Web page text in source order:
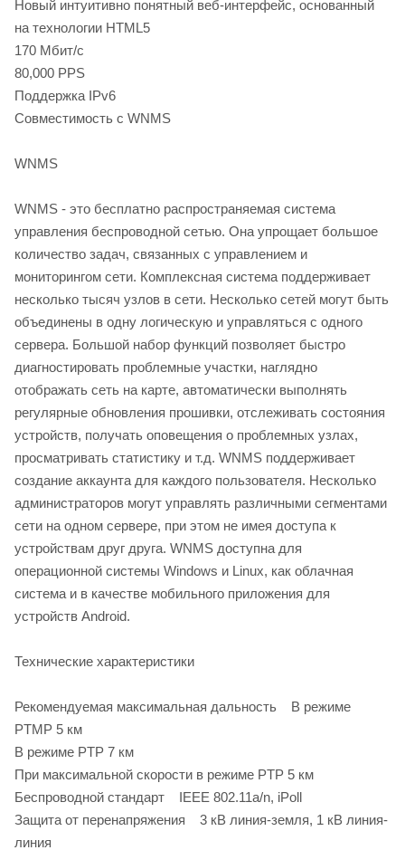
Новый интуитивно понятный веб-интерфейс, основанный
на технологии HTML5
170 Мбит/с
80,000 PPS
Поддержка IPv6
Совместимость с WNMS
WNMS
WNMS - это бесплатно распространяемая система
управления беспроводной сетью. Она упрощает большое
количество задач, связанных с управлением и
мониторингом сети. Комплексная система поддерживает
несколько тысяч узлов в сети. Несколько сетей могут быть
объединены в одну логическую и управляться с одного
сервера. Большой набор функций позволяет быстро
диагностировать проблемные участки, наглядно
отображать сеть на карте, автоматически выполнять
регулярные обновления прошивки, отслеживать состояния
устройств, получать оповещения о проблемных узлах,
просматривать статистику и т.д. WNMS поддерживает
создание аккаунта для каждого пользователя. Несколько
администраторов могут управлять различными сегментами
сети на одном сервере, при этом не имея доступа к
устройствам друг друга. WNMS доступна для
операционной системы Windows и Linux, как облачная
система и в качестве мобильного приложения для
устройств Android.
Технические характеристики
Рекомендуемая максимальная дальность В режиме
PTMP 5 км
В режиме PTP 7 км
При максимальной скорости в режиме PTP 5 км
Беспроводной стандарт IEEE 802.11a/n, iPoll
Защита от перенапряжения 3 кВ линия-земля, 1 кВ линия-
линия